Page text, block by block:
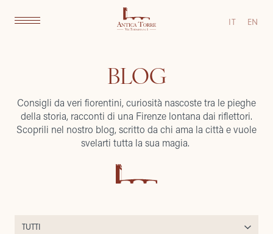
IT EN
BLOG
Consigli da veri fiorentini, curiosità nascoste tra le pieghe
della storia, racconti di una Firenze lontana dai riflettori.
Scoprili nel nostro blog, scritto da chi ama la città e vuole
svelarti tutta la sua magia.